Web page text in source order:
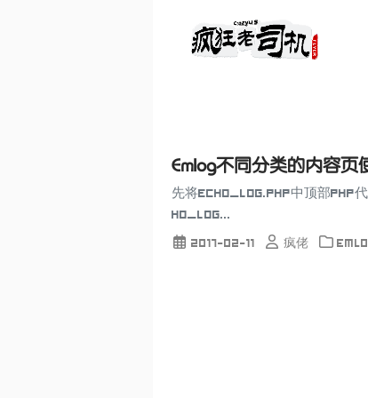
Emlog不同分类的内容页
先将echo_log.php中顶部php代
ho_log...
2017-02-11 疯佬